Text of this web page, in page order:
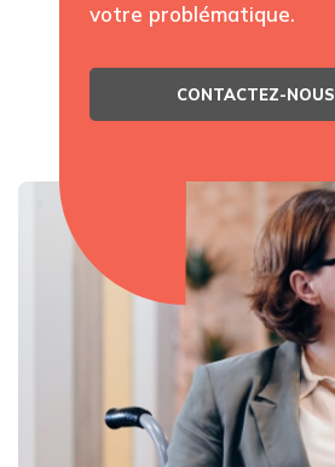
votre problématique.
CONTACTEZ-NOUS